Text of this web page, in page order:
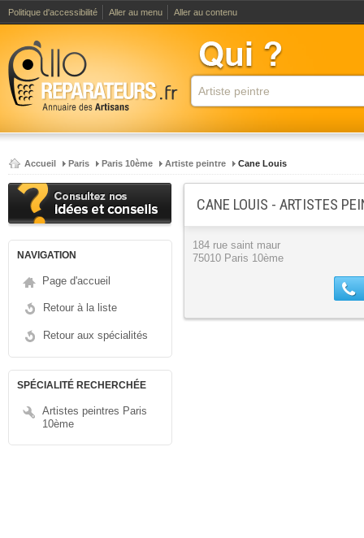
Politique d'accessibilité Aller au menu Aller au contenu
Accueil Paris Paris 10ème Artiste peintre Cane Louis
NAVIGATION
Page d'accueil
Retour à la liste
Retour aux spécialités
SPÉCIALITÉ RECHERCHÉE
Artistes peintres Paris
10ème
CANE LOUIS - ARTISTES
184 rue saint maur
75010 Paris 10ème